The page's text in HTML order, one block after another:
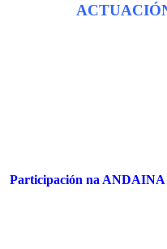
Participación na